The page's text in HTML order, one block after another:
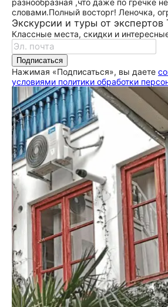
разнообразная ,что даже по гречке
словами.Полный восторг! Леночка,
Экскурсии и туры от экспертов
Классные места, скидки и
Подписаться
Нажимая «Подписаться», вы даете
условиями политики обработки